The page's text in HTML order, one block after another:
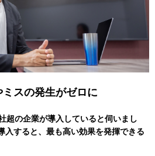
スの発生がゼロに
の企業が導入していると伺いまし
入すると、最も高い効果を発揮できる